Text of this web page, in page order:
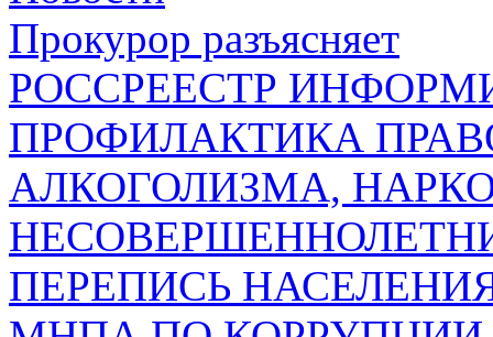
Прокурор разъясняет
РОССРЕЕСТР
ПРОФИЛАКТИКА
АЛКОГОЛИЗМА,
ПЕРЕПИСЬ НАСЕЛЕНИЯ